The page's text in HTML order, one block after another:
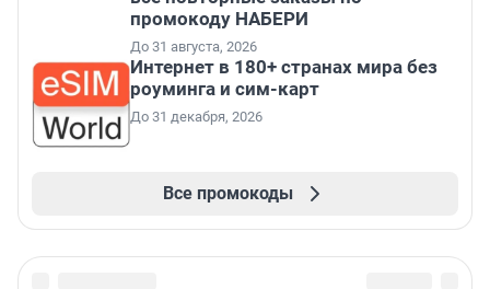
промокоду НАБЕРИ
До 31 августа, 2026
Интернет в 180+ странах мира без
роуминга и сим-карт
До 31 декабря, 2026
Все промокоды